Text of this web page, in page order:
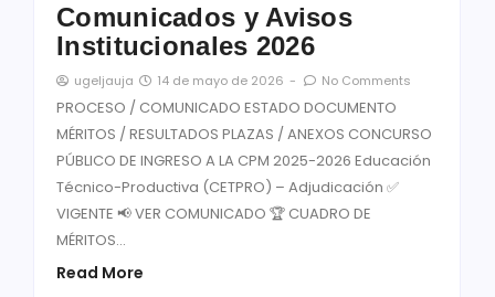
Comunicados y Avisos
Institucionales 2026
ugeljauja 14 de mayo de 2026 - No Comments
PROCESO / COMUNICADO ESTADO DOCUMENTO
MÉRITOS / RESULTADOS PLAZAS / ANEXOS CONCURSO
PÚBLICO DE INGRESO A LA CPM 2025-2026 Educación
Técnico-Productiva (CETPRO) – Adjudicación ✅
VIGENTE 📢 VER COMUNICADO 🏆 CUADRO DE
MÉRITOS...
Read More